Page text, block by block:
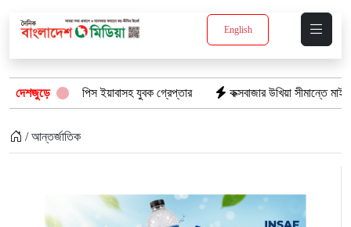
English
দেশজুড়ে
১৫ পিস ইয়াবাসহ যুবক গ্রেপ্তার কক্সবাজার উখিয়া সীমান্তে মাইন
/ আন্তর্জাতিক